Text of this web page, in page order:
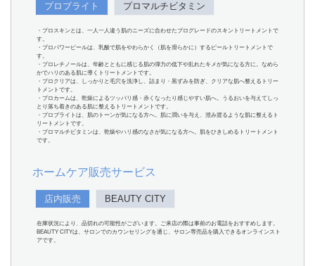
プロブライト プロマルチビタミン
・プロスキンとは、一人一人違う肌のニーズに合わせたプログレードのスキントリートメントで
す。
・プロパワーピールは、乳酸で肌をやわらかく（肌を滑らかに）するピールトリートメントで
す。
・プロレチノールは、年齢とともに感じる肌の弾力の低下や乱れたキメが気になる方に。なめら
かでハリのある肌に導くトリートメントです。
・プロクリアは、しっかりと毛穴を洗浄し、詰まり・黒ずみを防ぎ、クリアな肌へ整えるトリー
トメントです。
・プロカームは、乾燥によるツッパリ感・赤くなったり感じやすい肌へ。うるおいを与えてしっ
とり落ち着きのある肌に整えるトリートメントです。
・プロブライトは、肌のトーンが気になる方へ。肌に潤いを与え、澄み渡るような肌に整えるト
リートメントです。
・プロマルチビタミンは、乾燥やハリ感のなさが気になる方へ。肌をひきしめるトリートメント
です。
ホームケア販売サービス
店内販売 BEAUTY CITY
在庫状況により、品切れの可能性がございます。ご来店の際は事前のお電話をおすすめします。
BEAUTY CITYは、サロンでのカウンセリングを通じ、サロン専売品を購入できるオンラインスト
アです。